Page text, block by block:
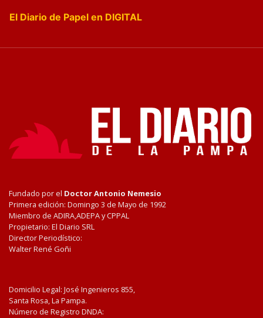
El Diario de Papel en DIGITAL
Fundado por el Doctor Antonio Nemesio
Primera edición: Domingo 3 de Mayo de 1992
Miembro de ADIRA,ADEPA y CPPAL
Propietario: El Diario SRL
Director Periodístico:
Walter René Goñi
Domicilio Legal: José Ingenieros 855,
Santa Rosa, La Pampa.
Número de Registro DNDA: